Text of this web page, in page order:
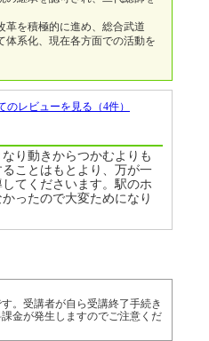
革を積極的に進め、総合武道
体系化、現在各方面での活動を
のレビューを見る（4件）
り動きからつかむよりも
ことはもとより、万が一
てくださいます。駅のホ
ったので大変ためになり
。受講者が自ら受講終了手続き
金が発生しますのでご注意くだ